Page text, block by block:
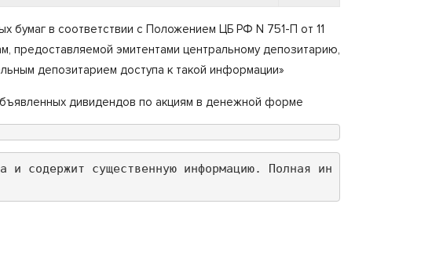
в соответствии с Положением ЦБ РФ N 751-П от 11
предоставляемой эмитентами центральному депозитарию,
депозитарием доступа к такой информации»
дивидендов по акциям в денежной форме
и содержит существенную информацию. Полная ин